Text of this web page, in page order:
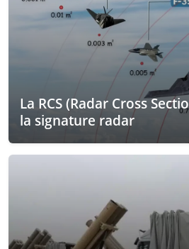
La RCS (Radar Cross
la signature radar